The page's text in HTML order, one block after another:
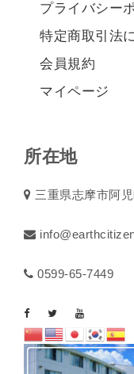
プライバシー
特定商取引法
会員規約
マイページ
所在地
三重県志摩市阿
0599-65-7449